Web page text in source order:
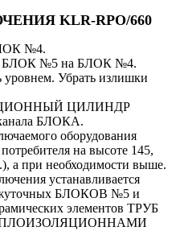
KLR-RPO/660
№4.
БЛОК №5 на БЛОК №4.
Убрать излишки
ЦИЛИНДР
БЛОКА.
оборудования
на высоте 145,
а при необходимости выше.
устанавливается
БЛОКОВ №5 и
элементов ТРУБ